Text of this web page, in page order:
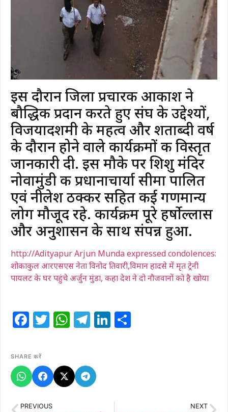
इस दौरान जिला प्रचारक आकाश ने
बौद्धिक प्रदान करते हुए संघ के उद्देश्यों,
विजयादशमी के महत्व और शताब्दी वर्ष
के दौरान होने वाले कार्यक्रमों की विस्तृत
जानकारी दी. इस मौके पर शिशु मंदिर
नोवामुंडी की प्रधानाचार्या सीमा पालित
एवं नीलेश ठक्कर सहित कई गणमान्य
लोग मौजूद रहे. कार्यक्रम पूरे हर्षोल्लास
और अनुशासन के साथ संपन्न हुआ.
http://Adityapur Arjun Munda expressed condolences:
शोकाकुल आरएसएस नेता विनोद तिवारी,विमान हादसे में मृत ट्रेनी
पायलट के घर पहुंचे अर्जुन मुंडा, कहा देश ने दो नौजवानों को है खोया
Facebook
Twitter
WhatsApp
Telegram
LinkedIn
SHARE करें
PREVIOUS NEXT